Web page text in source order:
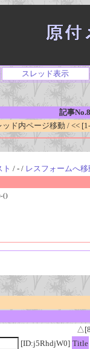
スレッド表示
記事
ッド内ページ移動 / <<
ト / - / レスフォームへ移
()
[ID:j5RhdjW0] Title